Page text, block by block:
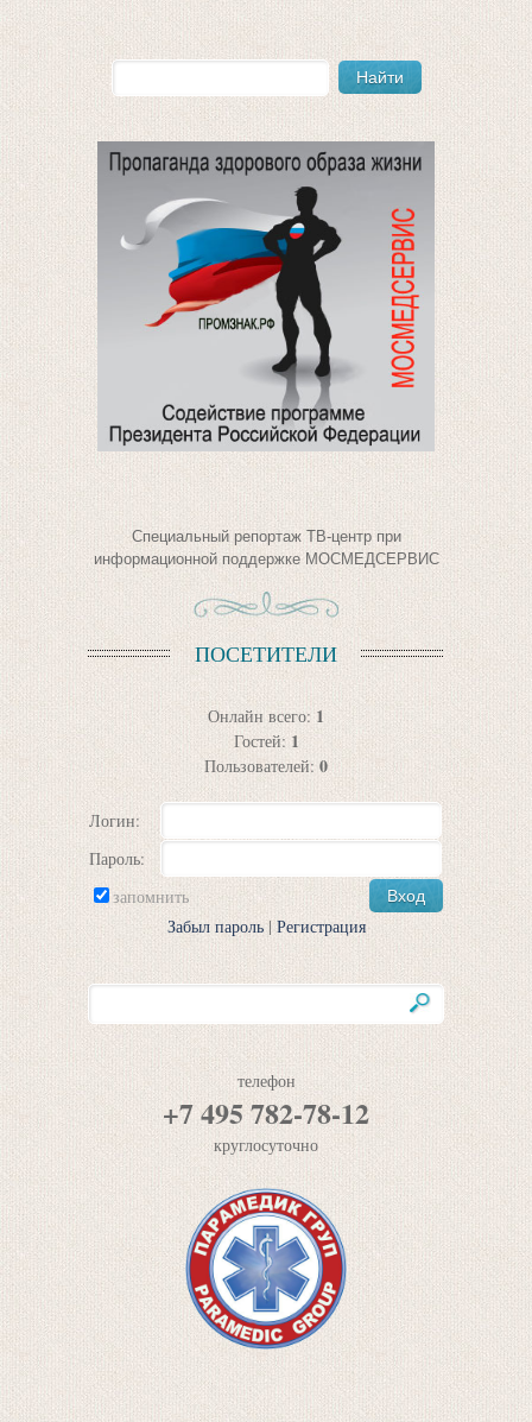
Специальный репортаж ТВ-центр при
информационной поддержке МОСМЕДСЕРВИС
ПОСЕТИТЕЛИ
Онлайн всего: 1
Гостей: 1
Пользователей: 0
Логин:
Пароль:
запомнить
Забыл пароль|Регистрация
телефон
+7 495 782-78-12
круглосуточно